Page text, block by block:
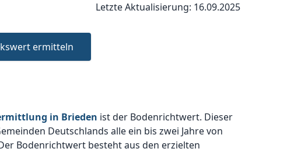
Letzte Aktualisierung: 16.09.2025
ermitteln
in Brieden ist der Bodenrichtwert. Dieser
Deutschlands alle ein bis zwei Jahre von
Bodenrichtwert besteht aus den erzielten